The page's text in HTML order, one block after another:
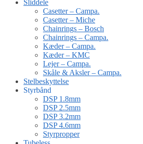
Sliddele
Casetter – Campa.
Casetter – Miche
Chainrings – Bosch
Chainrings – Campa.
Kæder – Campa.
Kæder – KMC
Lejer – Campa.
Skåle & Aksler – Campa.
Stelbeskyttelse
Styrbånd
DSP 1.8mm
DSP 2.5mm
DSP 3.2mm
DSP 4.6mm
Styrpropper